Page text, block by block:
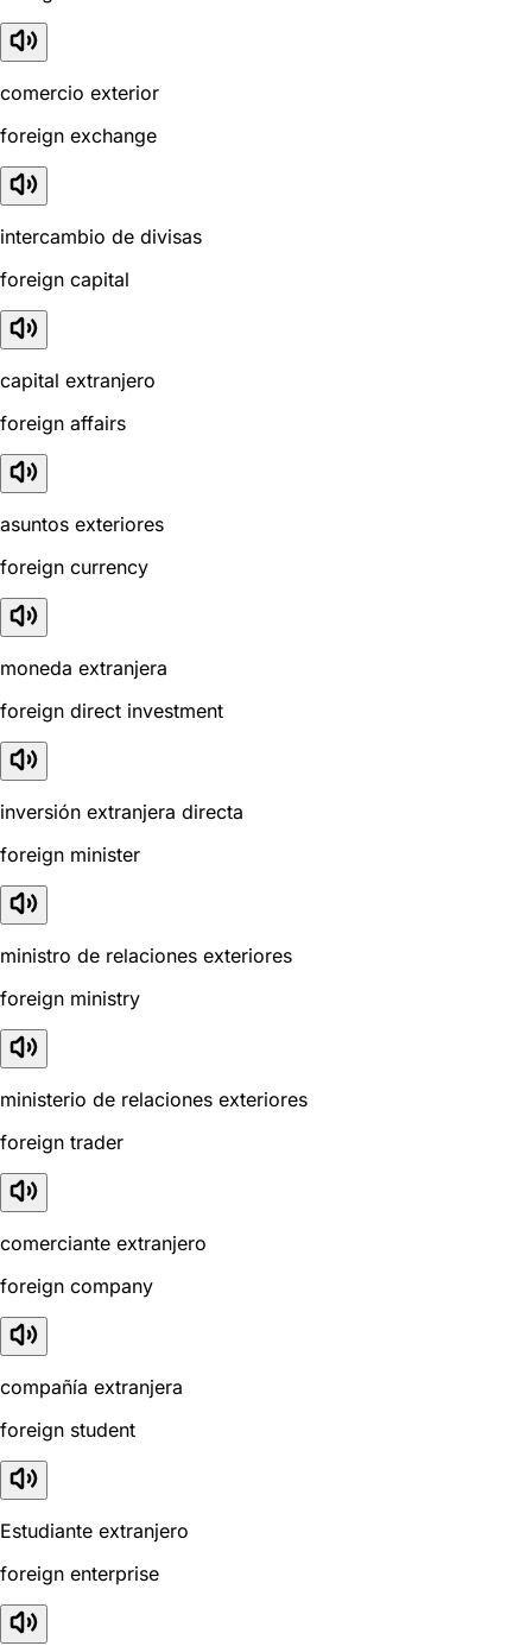
comercio exterior
foreign exchange
intercambio de divisas
foreign capital
capital extranjero
foreign affairs
asuntos exteriores
foreign currency
moneda extranjera
foreign direct investment
inversión extranjera directa
foreign minister
ministro de relaciones exteriores
foreign ministry
ministerio de relaciones exteriores
foreign trader
comerciante extranjero
foreign company
compañía extranjera
foreign student
Estudiante extranjero
foreign enterprise